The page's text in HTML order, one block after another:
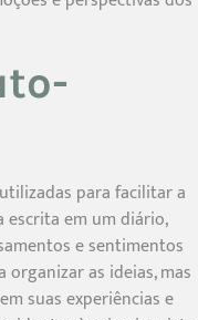
para facilitar a
escrita em um diário,
e sentimentos
organizar as ideias, mas
suas experiências e